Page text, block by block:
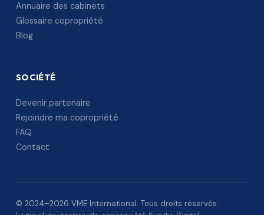
Annuaire des cabinets
Glossaire copropriété
Blog
SOCIÉTÉ
Devenir partenaire
Rejoindre ma copropriété
FAQ
Contact
© 2024–2026 VME International. Tous droits réservés.